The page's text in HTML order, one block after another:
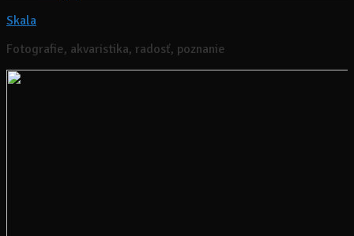
Skala
Fotografie, akvaristika, radosť, poznanie